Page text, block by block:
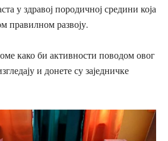
у здравој породичној средини која
правилном развоју.
како би активности поводом овог
и донете су заједничке